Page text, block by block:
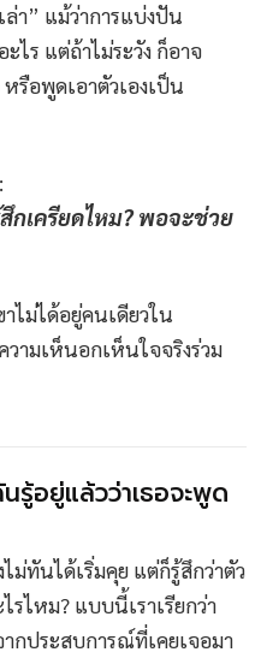
ล่า” แม้ว่าการแบ่งปัน
ไร แต่ถ้าไม่ระวัง ก็อาจ
รือพูดเอาตัวเองเป็น
กเครียดไหม? พอจะช่วย
ไม่ได้อยู่คนเดียวใน
ามเห็นอกเห็นใจจริงร่วม
อยู่แล้วว่าเธอจะพูด
ม่ทันได้เริ่มคุย แต่ก็รู้สึกว่าตัว
รไหม? แบบนี้เราเรียกว่า
กประสบการณ์ที่เคยเจอมา